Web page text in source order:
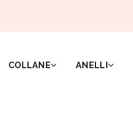
COLLANE ANELLI